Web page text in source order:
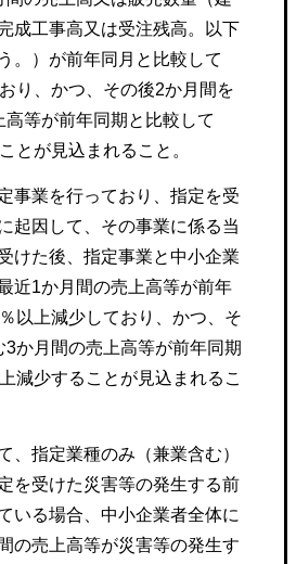
成工事高又は受注残高。以下
。）が前年同月と比較して
り、かつ、その後2か月間を
等が前年同期と比較して
とが見込まれること。
事業を行っており、指定を受
起因して、その事業に係る当
けた後、指定事業と中小企業
近1か月間の売上高等が前年
以上減少しており、かつ、そ
か月間の売上高等が前年同期
減少することが見込まれるこ
、指定業種のみ（兼業含む）
を受けた災害等の発生する前
いる場合、中小企業者全体に
の売上高等が災害等の発生す